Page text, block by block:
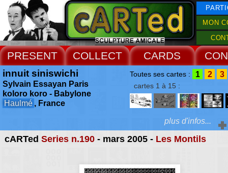
MON
PRESENT COLLECT CARDS
cARTed Series n.190- mars 2005 - Les Montils
innuit siniswichi
Sylvain Essayan Paris
koloro koro - Babylone
Haulmé , France
Toutes ses cartes : 1 2 3
cartes 1 à 15 :
Extras :
plus d'infos...